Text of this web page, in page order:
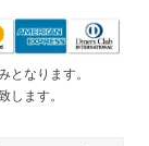
となります。
します。